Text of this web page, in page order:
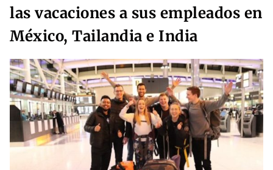
las vacaciones a sus empleados en
México, Tailandia e India